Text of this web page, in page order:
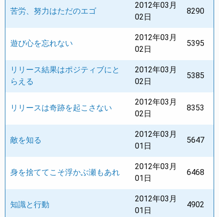
苦労、努力はただのエゴ
2012年03月
02日
8290
遊び心を忘れない
2012年03月
02日
5395
リリース結果はポジティブにと
らえる
2012年03月
02日
5385
リリースは奇跡を起こさない
2012年03月
02日
8353
敵を知る
2012年03月
01日
5647
身を捨ててこそ浮かぶ瀬もあれ
2012年03月
01日
6468
知識と行動
2012年03月
01日
4902